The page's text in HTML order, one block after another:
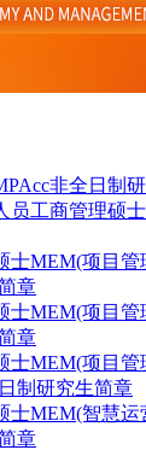
非全日制
员工商管理硕
士MEM(项目
章
士MEM(项目
章
士MEM(项目
制研究生简章
士MEM(智慧
章